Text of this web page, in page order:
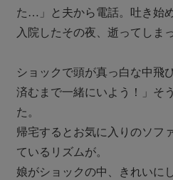
た…」と夫から電話。吐き始
入院したその夜、逝ってしま
ショックで頭が真っ白な中飛
済むまで一緒にいよう！」そ
た。
帰宅するとお気に入りのソフ
ているリズムが。
娘がショックの中、きれいに